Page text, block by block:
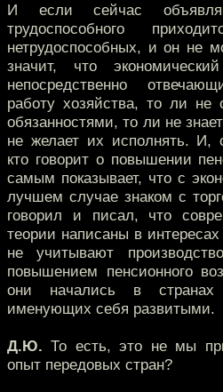
И если сейчас
трудоспособного
нетрудоспособных, и он не
значит, что
непосредственно
работу хозяйства, то ли не
обязанностями, то ли не
не желает их исполнять. И,
кто говорит о повышении
самым показывает, что с
лучшем случае знаком с
говорил и писал, что
теории написаны в
не учитывают
повышением пенсионного
они начались в
именующих себя развитыми.
Д.Ю. То есть, это не мы
опыт передовых стран?